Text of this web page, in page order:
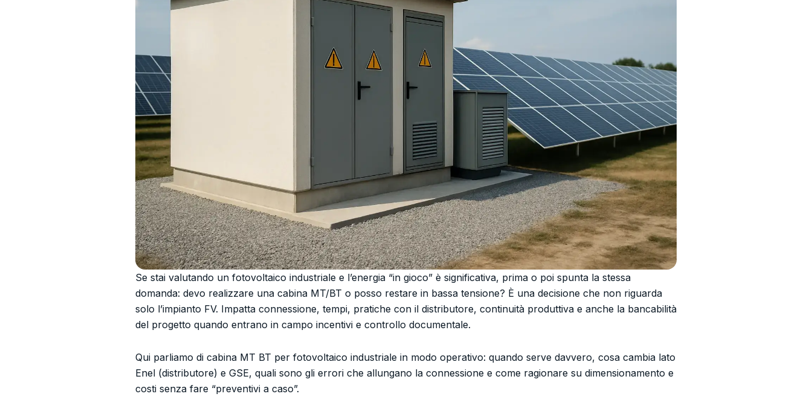
Se stai valutando un fotovoltaico industriale e l’energia “in gioco” è significativa, prima o poi spunta la stessa
domanda: devo realizzare una cabina MT/BT o posso restare in bassa tensione? È una decisione che non riguarda
solo l’impianto FV. Impatta connessione, tempi, pratiche con il distributore, continuità produttiva e anche la bancabilità
del progetto quando entrano in campo incentivi e controllo documentale.
Qui parliamo di cabina MT BT per fotovoltaico industriale in modo operativo: quando serve davvero, cosa cambia lato
Enel (distributore) e GSE, quali sono gli errori che allungano la connessione e come ragionare su dimensionamento e
costi senza fare “preventivi a caso”.